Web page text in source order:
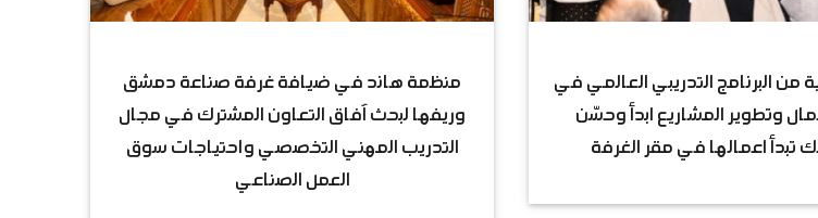
من البرنامج التدريبي العالمي في
وتطوير المشاريع ابدأ وحسّن
اعمالها في مقر الغرفة
منظمة هاند في ضيافة غرفة صناعة دمشق
وريفها لبحث آفاق التعاون المشترك في مجال
التدريب المهني التخصصي واحتياجات سوق
العمل الصناعي